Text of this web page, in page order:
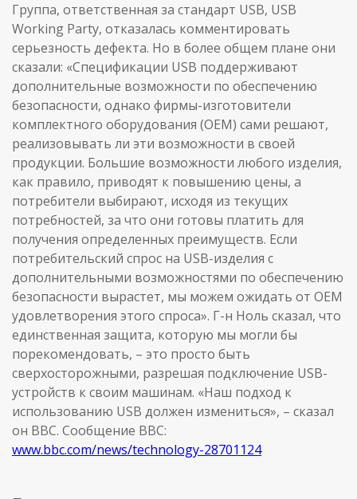
Группа, ответственная за стандарт USB, USB
Working Party, отказалась комментировать
серьезность дефекта. Но в более общем плане они
сказали: «Спецификации USB поддерживают
дополнительные возможности по обеспечению
безопасности, однако фирмы-изготовители
комплектного оборудования (OEM) сами решают,
реализовывать ли эти возможности в своей
продукции. Большие возможности любого изделия,
как правило, приводят к повышению цены, а
потребители выбирают, исходя из текущих
потребностей, за что они готовы платить для
получения определенных преимуществ. Если
потребительский спрос на USB-изделия с
дополнительными возможностями по обеспечению
безопасности вырастет, мы можем ожидать от OEM
удовлетворения этого спроса». Г-н Ноль сказал, что
единственная защита, которую мы могли бы
порекомендовать, – это просто быть
сверхосторожными, разрешая подключение USB-
устройств к своим машинам. «Наш подход к
использованию USB должен измениться», – сказал
он BBC. Сообщение BBC:
www.bbc.com/news/technology-28701124